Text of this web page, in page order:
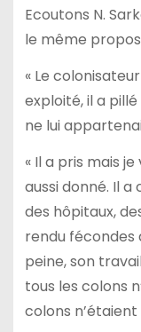
Ecoutons N.
le même
« Le
exploité, il a
ne lui
« Il a pris mais
aussi donné. Il
des hôpitaux,
rendu fécondes
peine, son
tous les colons
colons